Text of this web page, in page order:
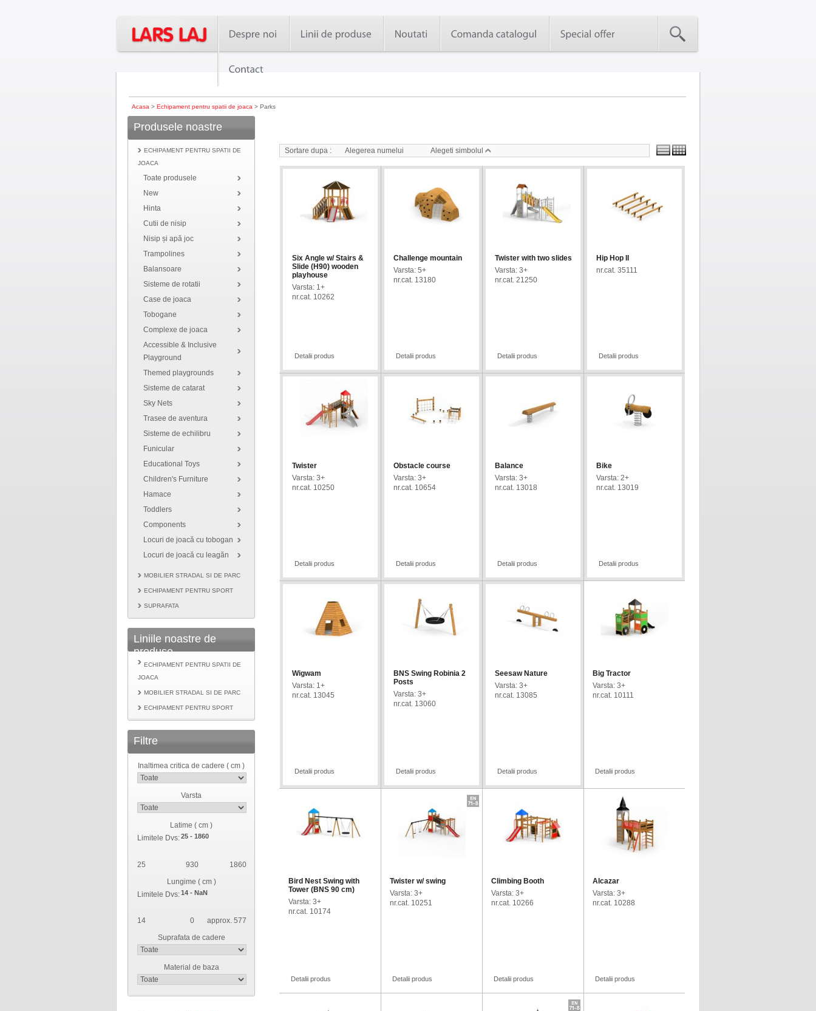
Acasa > Echipament pentru spatii de joaca > Parks
Produsele noastre
ECHIPAMENT PENTRU SPATII DE
JOACA
Toate produsele
New
Hinta
Cutii de nisip
Nisip și apă joc
Trampolines
Balansoare
Sisteme de rotatii
Case de joaca
Tobogane
Complexe de joaca
Accessible & Inclusive
Playground
Themed playgrounds
Sisteme de catarat
Sky Nets
Trasee de aventura
Sisteme de echilibru
Funicular
Educational Toys
Children's Furniture
Hamace
Toddlers
Components
Locuri de joacă cu tobogan
Locuri de joacă cu leagăn
MOBILIER STRADAL SI DE PARC
ECHIPAMENT PENTRU SPORT
SUPRAFATA
Liniile noastre de
produse
ECHIPAMENT PENTRU SPATII DE
JOACA
MOBILIER STRADAL SI DE PARC
ECHIPAMENT PENTRU SPORT
Filtre
Inaltimea critica de cadere ( cm )
Varsta
Latime ( cm )
Limitele Dvs:
25 930
1860
Lungime ( cm )
Limitele Dvs:
14 0
approx. 577
Suprafata de cadere
Material de baza
Sortare dupa : Alegerea numelui Alegeti simbolul
Six Angle w/ Stairs &
Slide (H90) wooden
playhouse
Varsta: 1+
nr.cat. 10262
Detalii produs
Challenge mountain
Varsta: 5+
nr.cat. 13180
Detalii produs
Twister with two slides
Varsta: 3+
nr.cat. 21250
Detalii produs
Hip Hop II
nr.cat. 35111
Detalii produs
Twister
Varsta: 3+
nr.cat. 10250
Detalii produs
Obstacle course
Varsta: 3+
nr.cat. 10654
Detalii produs
Balance
Varsta: 3+
nr.cat. 13018
Detalii produs
Bike
Varsta: 2+
nr.cat. 13019
Detalii produs
Wigwam
Varsta: 1+
nr.cat. 13045
Detalii produs
BNS Swing Robinia 2
Posts
Varsta: 3+
nr.cat. 13060
Detalii produs
Seesaw Nature
Varsta: 3+
nr.cat. 13085
Detalii produs
Big Tractor
Varsta: 3+
nr.cat. 10111
Detalii produs
Bird Nest Swing with
Tower (BNS 90 cm)
Varsta: 3+
nr.cat. 10174
Detalii produs
Twister w/ swing
Varsta: 3+
nr.cat. 10251
Detalii produs
Climbing Booth
Varsta: 3+
nr.cat. 10266
Detalii produs
Alcazar
Varsta: 3+
nr.cat. 10288
Detalii produs